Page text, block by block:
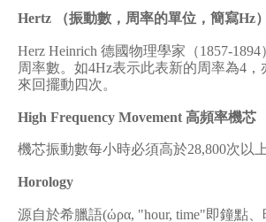
Hertz （振動數，周率的單位，簡寫Hz）
Herz Heinrich 德國物理學家（1857-1894
周率數。如4Hz表示此表新的周率為4
來回擺動四次。
High Frequency Movement 高頻率機芯
機芯振動數每小時必須高於28,800次以上
Horology
源自於希臘語(ώρα, "hour, time"即鐘點、